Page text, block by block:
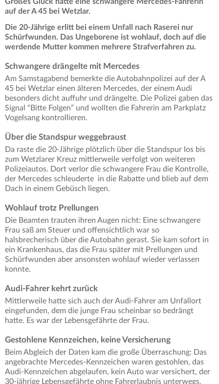
auf der A 45 bei Wetzlar.
Die 20-Jährige erlitt bei einem Unfall nach Raserei nur
Schürfwunden. Das Ungeborene ist wohlauf, doch auf die
werdende Mutter kommen mehrere Strafverfahren zu.
Schwangere drängelte mit Mercedes
Am Samstagabend bemerkte die Autobahnpolizei auf der A
45 bei Wetzlar einen älteren Mercedes, der einem Audi
besonders dicht auffuhr und drängelte. Die Polizei gaben das
Signal “Bitte Folgen” und wollten die Fahrerin am Parkplatz
Vogelsang kontrollieren.
Über die Standspur weggebraust
Da raste die 20-Jährige plötzlich über die Standspur los bis
zum Wetzlarer Kreuz mittlerweile verfolgt von weiteren
Polizeiautos. Dort verlor die schwangere Frau die Kontrolle,
der Mercedes schleuderte in die Rabatte und blieb auf dem
Dach in einem Gebüsch liegen.
Wohlauf trotz Prellungen
Die Beamten trauten ihren Augen nicht: Eine schwangere
Frau saß am Steuer und offensichtlich war so
halsbrecherisch über die Autobahn gerast. Sie kam sofort in
ein Krankenhaus, das die Frau später mit Prellungen und
Schürfwunden aber ansonsten wohlauf wieder verlassen
konnte.
Audi-Fahrer kehrt zurück
Mittlerweile hatte sich auch der Audi-Fahrer am Unfallort
eingefunden, dem die junge Frau scheinbar so bedrängt
hatte. Es war der Lebensgefährte der Frau.
Gestohlene Kennzeichen, keine Versicherung
Beim Abgleich der Daten kam die große Überraschung: Das
angebrachte Mercedes-Kennzeichen waren gestohlen, das
Audi-Kennzeichen abgelaufen, kein Auto war versichert, der
30-jährige Lebensgefährte ohne Fahrerlaubnis unterwegs.